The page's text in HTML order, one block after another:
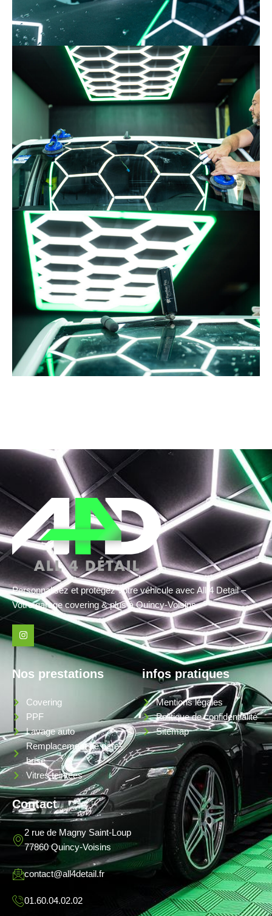
Personnalisez et protégez votre véhicule avec All 4 Detail –
Votre garage covering & plus à Quincy-Voisins
Nos prestations
Covering
PPF
Lavage auto
Remplacement de pare-
brise
Vitres teintées
infos pratiques
Mentions légales
Politique de confidentialité
Sitemap
Contact
2 rue de Magny Saint-Loup
77860 Quincy-Voisins
contact@all4detail.fr
01.60.04.02.02